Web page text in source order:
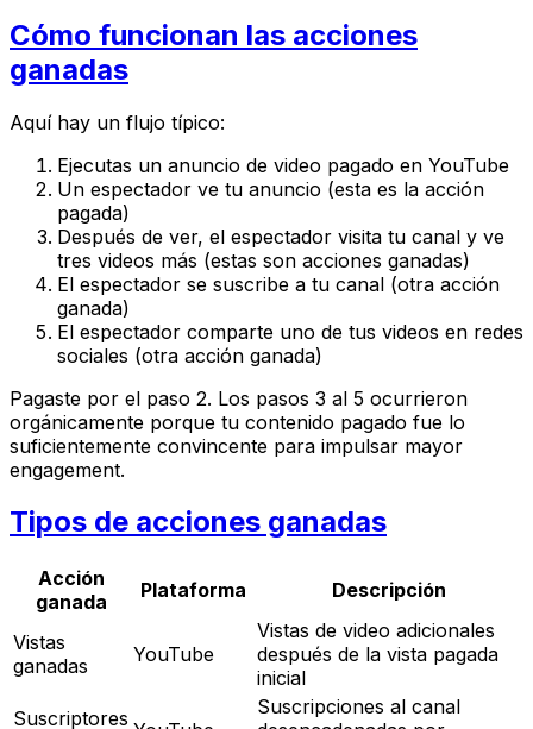
Cómo funcionan las acciones
ganadas
Aquí hay un flujo típico:
Ejecutas un anuncio de video pagado en YouTube
Un espectador ve tu anuncio (esta es la acción
pagada)
Después de ver, el espectador visita tu canal y ve
tres videos más (estas son acciones ganadas)
El espectador se suscribe a tu canal (otra acción
ganada)
El espectador comparte uno de tus videos en redes
sociales (otra acción ganada)
Pagaste por el paso 2. Los pasos 3 al 5 ocurrieron
orgánicamente porque tu contenido pagado fue lo
suficientemente convincente para impulsar mayor
engagement.
Tipos de acciones ganadas
Acción
ganada
Plataforma Descripción
Vistas
ganadas
YouTube
Vistas de video adicionales
después de la vista pagada
inicial
Suscriptores
Suscripciones al canal